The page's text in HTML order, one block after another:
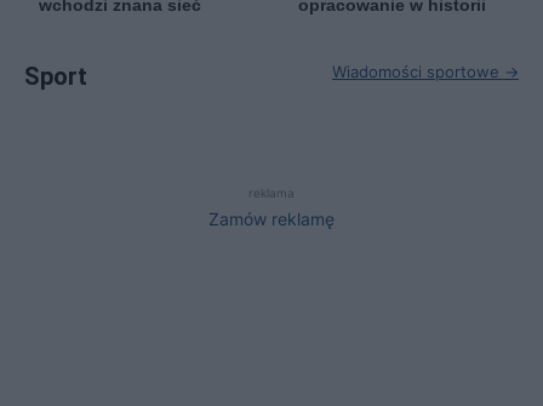
wchodzi znana sieć
opracowanie w historii
Sport Wiadomości sportowe →
reklama
Zamów reklamę